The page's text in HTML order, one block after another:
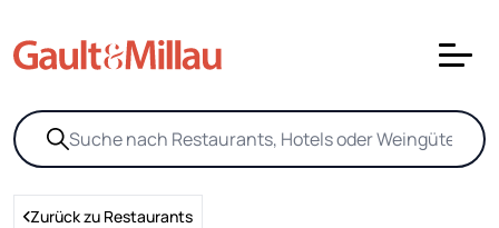
Zurück zu Restaurants